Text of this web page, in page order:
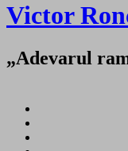
Victor
„Adevarul